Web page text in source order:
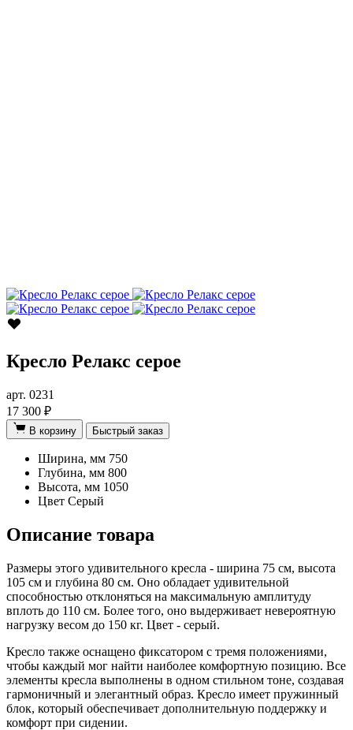
Кресло Релакс серое
арт. 0231
17 300 ₽
В корзину Быстрый заказ
Ширина, мм 750
Глубина, мм 800
Высота, мм 1050
Цвет Серый
Описание товара
Размеры этого удивительного кресла - ширина 75 см, высота
105 см и глубина 80 см. Оно обладает удивительной
способностью отклоняться на максимальную амплитуду
вплоть до 110 см. Более того, оно выдерживает невероятную
нагрузку весом до 150 кг. Цвет - серый.
Кресло также оснащено фиксатором с тремя положениями,
чтобы каждый мог найти наиболее комфортную позицию. Все
элементы кресла выполнены в одном стильном тоне, создавая
гармоничный и элегантный образ. Кресло имеет пружинный
блок, который обеспечивает дополнительную поддержку и
комфорт при сидении.